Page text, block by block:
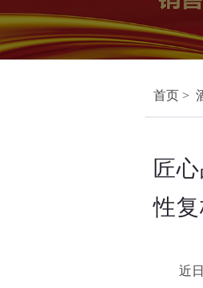
首页 >
匠
性
近